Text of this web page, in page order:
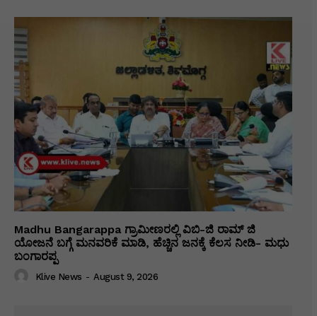
Madhu Bangarappa ಗ್ರಾಮೀಣರಲ್ಲಿ ವಿಬಿ-ಜಿ ರಾಮ್ ಜಿ
ಯೋಜನೆ ಬಗ್ಗೆ ಮನವರಿಕೆ ಮಾಡಿ, ಹೆಚ್ಚಿನ ಜನಕ್ಕೆ ಕೆಲಸ ನೀಡಿ- ಮಧು
ಬಂಗಾರಪ್ಪ
Klive News - August 9, 2026